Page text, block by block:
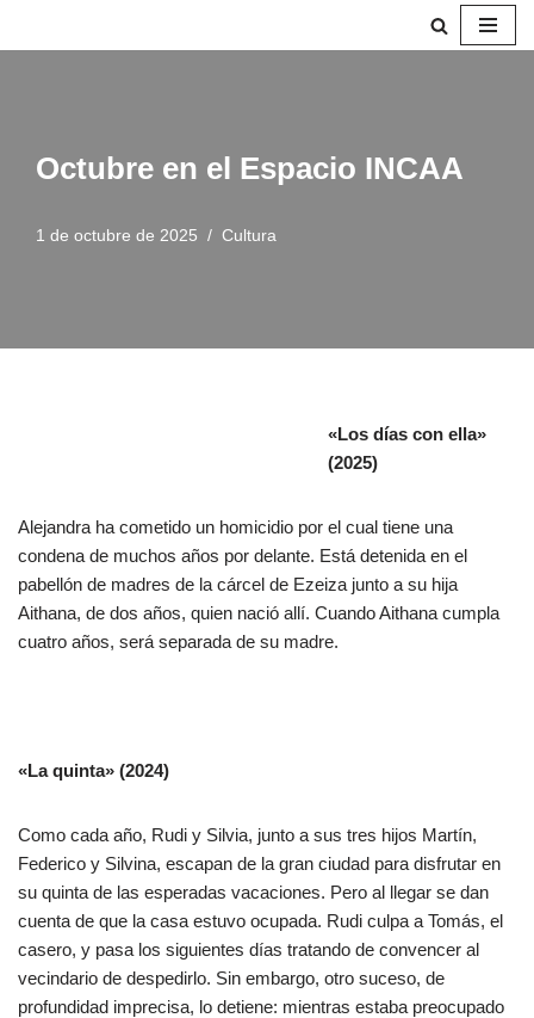
Octubre en el Espacio INCAA
1 de octubre de 2025 Cultura
«Los días con ella»
(2025)
Alejandra ha cometido un homicidio por el cual tiene una
condena de muchos años por delante. Está detenida en el
pabellón de madres de la cárcel de Ezeiza junto a su hija
Aithana, de dos años, quien nació allí. Cuando Aithana cumpla
cuatro años, será separada de su madre.
«La quinta» (2024)
Como cada año, Rudi y Silvia, junto a sus tres hijos Martín,
Federico y Silvina, escapan de la gran ciudad para disfrutar en
su quinta de las esperadas vacaciones. Pero al llegar se dan
cuenta de que la casa estuvo ocupada. Rudi culpa a Tomás, el
casero, y pasa los siguientes días tratando de convencer al
vecindario de despedirlo. Sin embargo, otro suceso, de
profundidad imprecisa, lo detiene: mientras estaba preocupado